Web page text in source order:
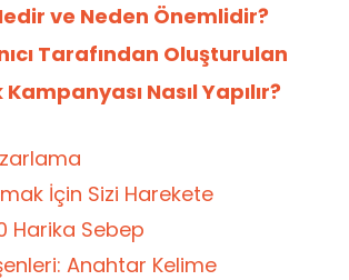
ve Neden Önemlidir?
Tarafından Oluşturulan
Nasıl Yapılır?
İçin Sizi Harekete
Harika Sebep
Anahtar Kelime